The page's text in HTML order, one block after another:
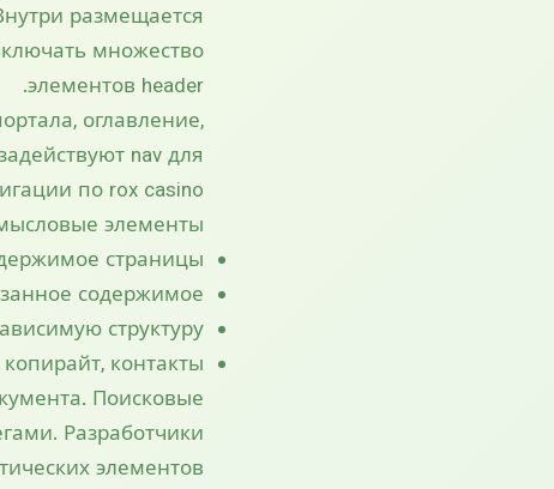
размещается
множество
элементов header.
оглавление,
nav для
по rox casino.
элементы:
страницы
содержимое
структуру
контакты
Поисковые
Разработчики
элементов.